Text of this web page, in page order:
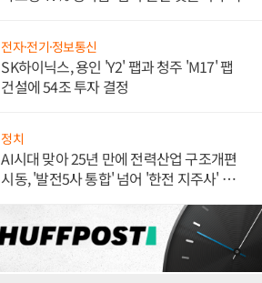
전자·전기·정보통신
SK하이닉스, 용인 'Y2' 팹과 청주 'M17' 팹
건설에 54조 투자 결정
정치
AI시대 맞아 25년 만에 전력산업 구조개편
시동, '발전5사 통합' 넘어 '한전 지주사' 재편